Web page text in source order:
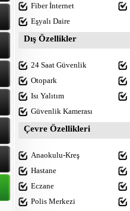
Fiber İnternet
Eşyalı Daire
Dış Özellikler
24 Saat Güvenlik
Otopark
Isı Yalıtım
Güvenlik Kamerası
Çevre Özellikleri
Anaokulu-Kreş
Hastane
Eczane
Polis Merkezi